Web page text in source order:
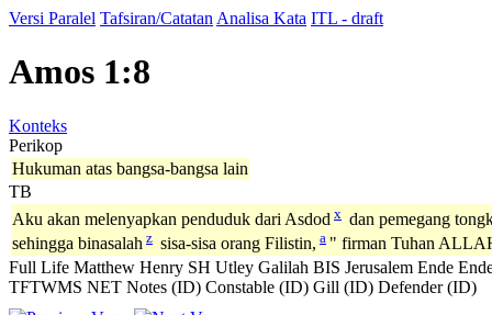
Versi Paralel Tafsiran/Catatan Analisa Kata ITL - draft
Amos 1:8
Konteks
Perikop
Hukuman atas bangsa-bangsa lain
TB
Aku akan melenyapkan penduduk dari Asdod x dan pemegang
sehingga binasalah z sisa-sisa orang Filistin, a " firman Tuhan
Full Life Matthew Henry SH Utley Galilah BIS Jerusalem Ende
TFTWMS NET Notes (ID) Constable (ID) Gill (ID) Defender (ID)